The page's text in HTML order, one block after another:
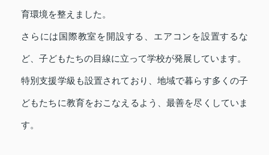
育環境を整えました。
さらには国際教室を開設する、エアコンを設置するな
ど、子どもたちの目線に立って学校が発展しています。
特別支援学級も設置されており、地域で暮らす多くの子
どもたちに教育をおこなえるよう、最善を尽くしていま
す。